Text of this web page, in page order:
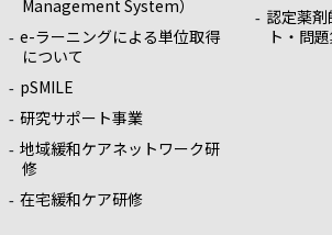
Management System）
e-ラーニングによる単位取得
について
pSMILE
研究サポート事業
地域緩和ケアネットワーク研
修
在宅緩和ケア研修
認定薬
ト・問